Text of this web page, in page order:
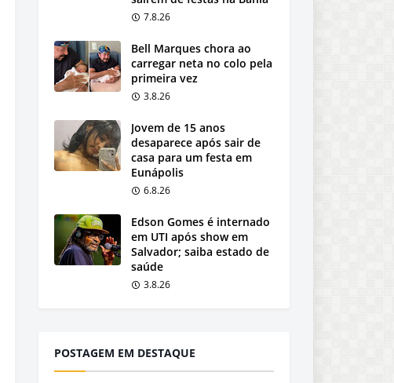
7.8.26
Bell Marques chora ao
carregar neta no colo pela
primeira vez
3.8.26
Jovem de 15 anos
desaparece após sair de
casa para um festa em
Eunápolis
6.8.26
Edson Gomes é internado
em UTI após show em
Salvador; saiba estado de
saúde
3.8.26
POSTAGEM EM DESTAQUE